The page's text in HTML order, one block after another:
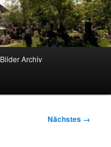
Bilder Archiv
Nächstes →